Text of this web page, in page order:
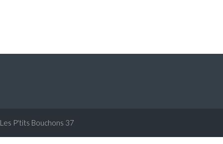
Les P'tits Bouchons 37